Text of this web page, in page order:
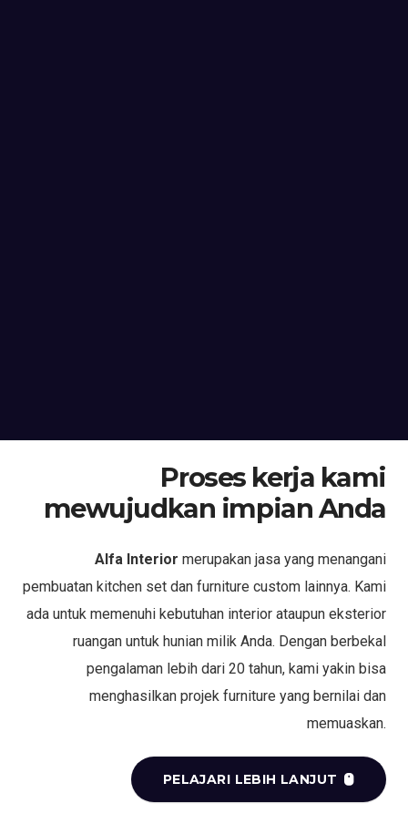
Proses kerja kami
mewujudkan impian Anda
Alfa Interior merupakan jasa yang menangani
pembuatan kitchen set dan furniture custom lainnya. Kami
ada untuk memenuhi kebutuhan interior ataupun eksterior
ruangan untuk hunian milik Anda. Dengan berbekal
pengalaman lebih dari 20 tahun, kami yakin bisa
menghasilkan projek furniture yang bernilai dan
memuaskan.
PELAJARI LEBIH LANJUT